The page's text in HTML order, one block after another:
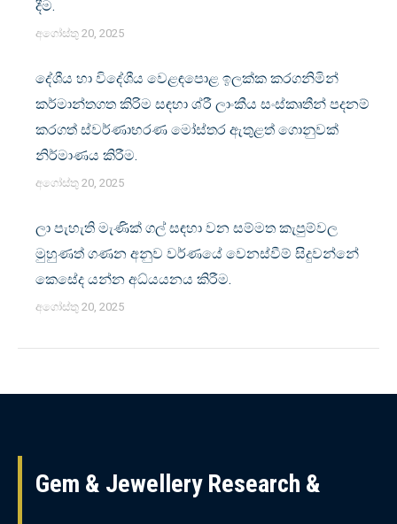
දීම.
අගෝස්තු 20, 2025
දේශීය හා විදේශීය වෙළඳපොළ ඉලක්ක කරගනිමින්
කර්මාන්තගත කිරිම සඳහා ශ්රී ලාංකීය සංස්කෘතීන් පදනම්
කරගත් ස්වර්ණාභරණ මෝස්තර ඇතුළත් ගොනුවක්
නිර්මාණය කිරීම.
අගෝස්තු 20, 2025
ලා පැහැති මැණික් ගල් සඳහා වන සම්මත කැපුම්වල
මුහුණත් ගණන අනුව වර්ණයේ වෙනස්වීම් සිදුවන්නේ
කෙසේද යන්න අධ්යයනය කිරීම.
අගෝස්තු 20, 2025
Gem & Jewellery Research &